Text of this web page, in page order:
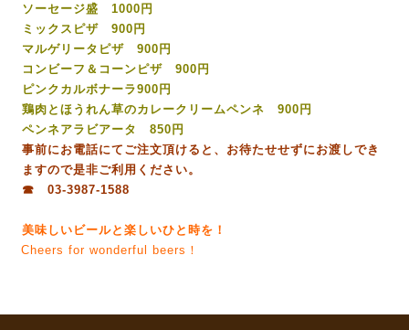
ソーセージ盛 1000円
ミックスピザ 900円
マルゲリータピザ 900円
コンビーフ＆コーンピザ 900円
ピンクカルボナーラ900円
鶏肉とほうれん草のカレークリームペンネ 900円
ペンネアラビアータ 850円
事前にお電話にてご注文頂けると、お待たせせずにお渡しでき
ますので是非ご利用ください。
☎ 03-3987-1588
美味しいビールと楽しいひと時を！
Cheers for wonderful beers！